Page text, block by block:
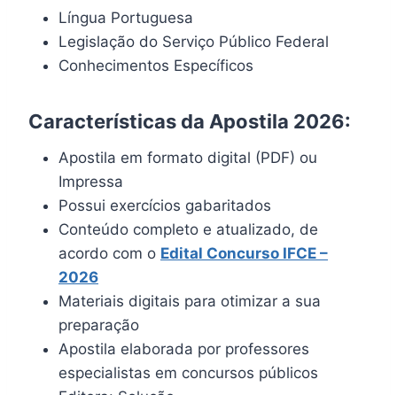
Língua Portuguesa
Legislação do Serviço Público Federal
Conhecimentos Específicos
Características da Apostila 2026:
Apostila em formato digital (PDF) ou
Impressa
Possui exercícios gabaritados
Conteúdo completo e atualizado, de
acordo com o Edital Concurso IFCE –
2026
Materiais digitais para otimizar a sua
preparação
Apostila elaborada por professores
especialistas em concursos públicos